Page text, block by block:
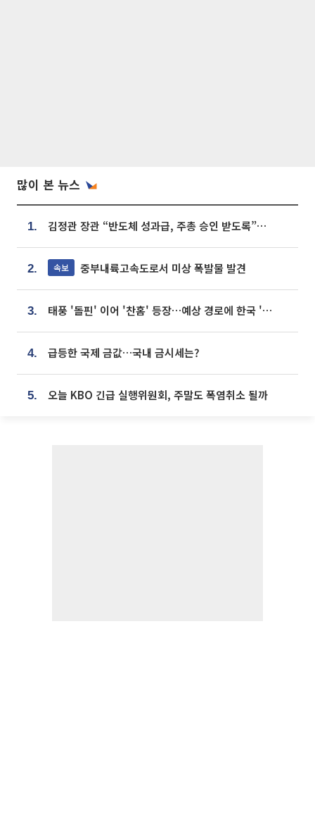
많이 본 뉴스
1. 김정관 장관 “반도체 성과급, 주총 승인 받도록”…상법·자본시장법 개정 시사
2. 속보 중부내륙고속도로서 미상 폭발물 발견
3. 태풍 '돌핀' 이어 '찬홈' 등장…예상 경로에 한국 '한숨'
4. 급등한 국제 금값…국내 금시세는?
5. 오늘 KBO 긴급 실행위원회, 주말도 폭염취소 될까